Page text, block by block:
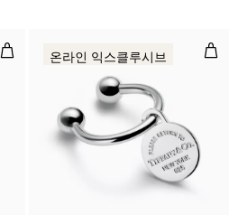
오픈 하트 키 링 라
온라인 익스클루시브